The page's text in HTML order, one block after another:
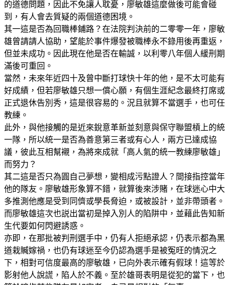
的道德問題，因此不免讓人耽憂，廖敏雄這麼做後可能會碰
到，有人會去質疑的兩個道德困境。
其一這是否為回職棒鋪路？在法院判決前的二零零一年，廖敏
雄曾請請人協助，望能於事件爆發被職棒永不錄用後再重返，
但並未成功。因此現在他是否在輸誠，以利零八年個人緩刑期
滿後可重回。
當然，未來年近四十及曾中斷打球快十年的他，是不太可能有
好成績，但若廖敏雄只想一償心願，有個生涯紀念最終打席或
正式退休告別秀，這是很容易的。況且就算不當選手，也可任
教練。
此外，與他接觸的是近來銳意革新並刻意與保守聯盟槓上的統
一隊，所以統一是否為善意第三者或有心人，兩方已達成協
議，彼此互相幫襯，為將來成就「高人氣的統一教練廖敏雄」
而努力？
其二這是否只為圓自己夢想，變相成污點證人？間接指控當年
他的隊友。廖敏雄形象算不錯，就算後來涉賭，在球迷心中大
多推測他應是受到同儕或學長脅迫，或被設計，並非帶頭者。
而廖敏雄這次也説出當初是掉入別人的陷阱中，並藉此告知新
生代要如何閃避誘惑。
亦即，在那批被判刑選手中，仍有人拒絕承認，仍表示都為黑
道栽贓嫁禍，也仍有球迷至今仍認為選手是被冤旺的情況之
下，相對可信度最高的廖敏雄，已向外表示確有假球！這等於
影射他人說謊，陷人於不義。至於雄哥表明是從犯的當下，也